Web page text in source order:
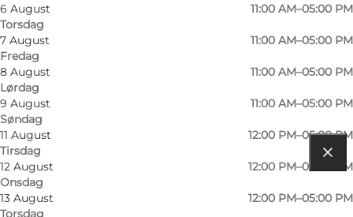
6 August
Torsdag
11:00 AM–05:00 PM
7 August
Fredag
11:00 AM–05:00 PM
8 August
Lørdag
11:00 AM–05:00 PM
9 August
Søndag
11:00 AM–05:00 PM
11 August
Tirsdag
12:00 PM–05:00 PM
12 August
Onsdag
12:00 PM–05:00 PM
13 August
Torsdag
12:00 PM–05:00 PM
Find vej
Museet for Religiøs Kunst